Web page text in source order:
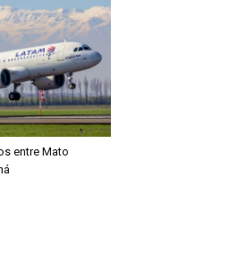
entre Mato